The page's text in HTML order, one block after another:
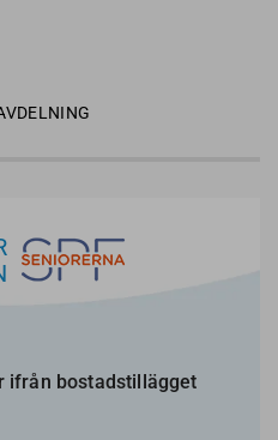
ifrån bostadstillägget